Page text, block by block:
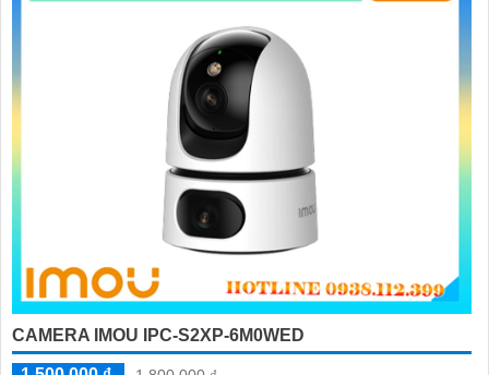
CAMERA IMOU IPC-S2XP-6M0WED